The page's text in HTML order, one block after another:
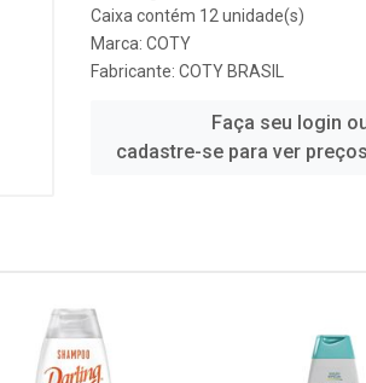
Caixa contém 12 unidade(s)
Marca: COTY
Fabricante: COTY BRASIL
Faça seu login
cadastre-se para ver